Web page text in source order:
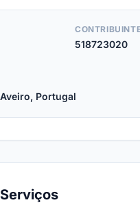
518723020
Portugal